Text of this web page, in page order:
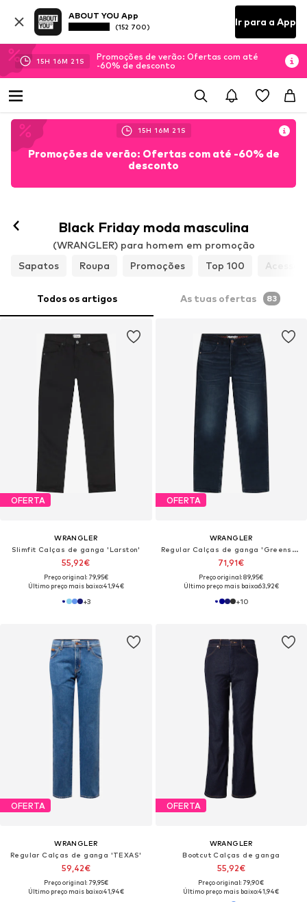
ABOUT YOU App
(152 700) Ir para a App
15H 16M 19 S
Promoções de verão: Ofertas com até
-60% de desconto
15H 16M 19 S
Promoções de verão: Ofertas com até -60% de
desconto
Black Friday moda masculina
(WRANGLER) para homem em promoção
Sapatos
Roupa Promoções Top 100
Todos os artigos As tuas ofertas 83
OFERTA
WRANGLER
Slimfit Calças de ganga 'Larston'
55,92€
Preço original: 79,95€
Último preço mais baixo:41,94€
+3
OFERTA
WRANGLER
Regular Calças de ganga 'Greensboro'
71,91€
Preço original: 89,95€
Último preço mais baixo:63,92€
+10
OFERTA
WRANGLER
Regular Calças de ganga 'TEXAS'
59,42€
Preço original: 79,95€
Último preço mais baixo:41,94€
OFERTA
WRANGLER
Bootcut Calças de ganga
55,92€
Preço original: 79,90€
Último preço mais baixo:41,94€